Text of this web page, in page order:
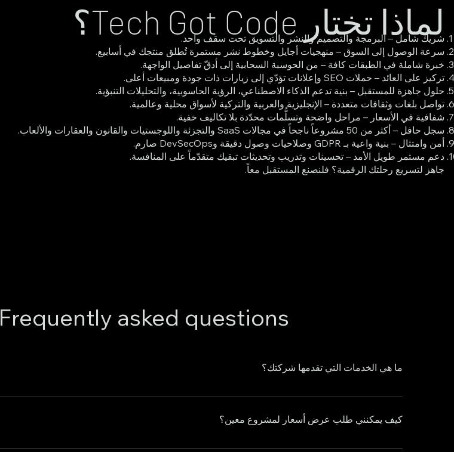
لماذا تختار Tech Got Code؟
شريك شامل – البرمجة والتصميم والنشر والتسويق تحت سقف واحد.
سرعة الوصول إلى السوق – منهجيات أجايل وخطوط نشر مستمرة تُطلق منتجك في أسابيع.
خبرة شاملة في الطبقات كافة – من الحوسبة السحابية إلى أدقّ تفاصيل الواجهة.
تركيز على العائد – حملات SEO وإعلانات تؤدّي إلى زيارات ذات جودة ومبيعات أعلى.
حلول جاهزة للمستقبل – بنية تدعم الذكاء الاصطناعي، الرؤية الحاسوبية، والتحليلات التنبؤية.
تواصل بلغات وثقافات متعددة – الإنجليزية والعربية والتركية لأسواق محلية وعالمية.
شفافية في الأسعار – مراحل واضحة وتسلُّمات محدّدة بلا تكاليف خفية.
سجل حافل – أكثر من 50 مشروعاً ناجحاً في مجالات SaaS والتجزئة واللوجستيات والقانون والعقارات والألعاب.
أمن وامتثال – بنية واعية بـ GDPR وصلاحيات وصول دقيقة وDevSecOps صارم.
دعم مستمر طويل الأمد – تحسينات وتدريب وتحديثات تبقيك متقدّماً على المنافسة.
جاهز لتسريع رحلتك الرقمية؟ فلنصنع المستقبل معاً.
Frequently asked questions
ما هي الخدمات التي تقدمها شركتك؟
نحن متخصصون في تطوير التطبيقات والويب، والحلول التقنية للأعمال، وتحسين محركات البحث، والتسويق الرقمي.
كيف يمكنني طلب عرض أسعار لمشروع معين؟
مكنك طلب عرض أسعار عن طريق الاتصال بنا من خلال نموذج "ارسال طلب" الموجود على موقعنا الإلكتروني أو عن طريق التواصل مع فريق المبيعات لدينا مباشرةً.